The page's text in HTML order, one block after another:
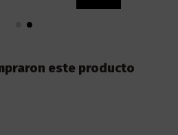
este producto